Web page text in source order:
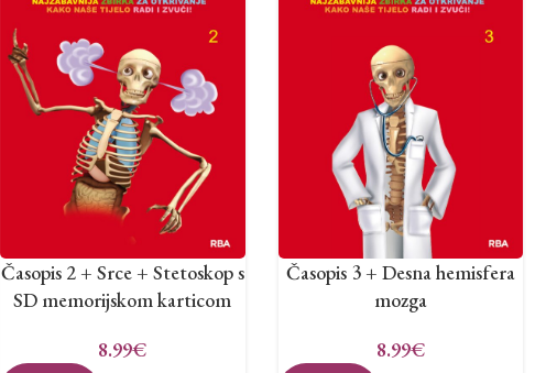
Časopis 2 + Srce + Stetoskop s
SD memorijskom karticom
8.99€
Časopis 3 + Desna hemisfera
mozga
8.99€